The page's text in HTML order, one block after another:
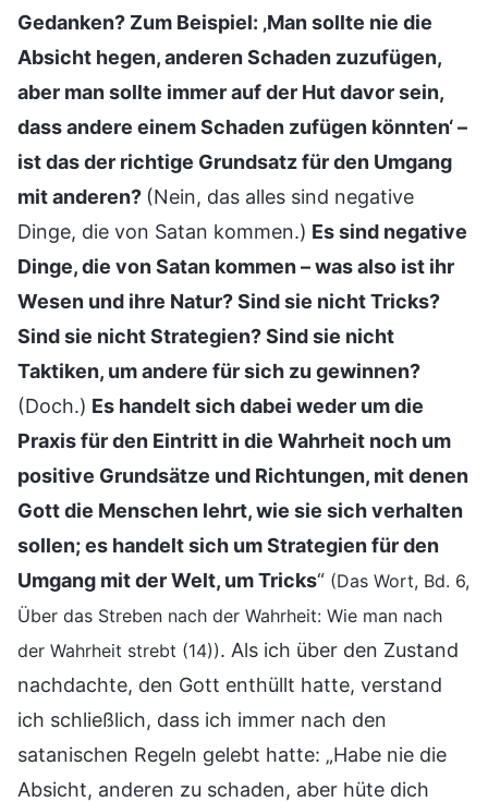
Gedanken? Zum Beispiel: ‚Man sollte nie die
Absicht hegen, anderen Schaden zuzufügen,
aber man sollte immer auf der Hut davor sein,
dass andere einem Schaden zufügen könnten‘ –
ist das der richtige Grundsatz für den Umgang
mit anderen? (Nein, das alles sind negative
Dinge, die von Satan kommen.) Es sind negative
Dinge, die von Satan kommen – was also ist ihr
Wesen und ihre Natur? Sind sie nicht Tricks?
Sind sie nicht Strategien? Sind sie nicht
Taktiken, um andere für sich zu gewinnen?
(Doch.) Es handelt sich dabei weder um die
Praxis für den Eintritt in die Wahrheit noch um
positive Grundsätze und Richtungen, mit denen
Gott die Menschen lehrt, wie sie sich verhalten
sollen; es handelt sich um Strategien für den
Umgang mit der Welt, um Tricks“ (Das Wort, Bd. 6,
Über das Streben nach der Wahrheit: Wie man nach
der Wahrheit strebt (14)). Als ich über den Zustand
nachdachte, den Gott enthüllt hatte, verstand
ich schließlich, dass ich immer nach den
satanischen Regeln gelebt hatte: „Habe nie die
Absicht, anderen zu schaden, aber hüte dich